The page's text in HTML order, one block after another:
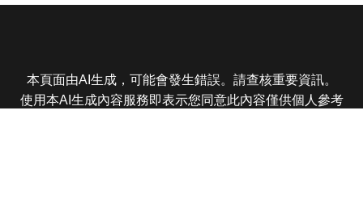
本頁面由AI生成，可能會發生錯誤。請查核重要資訊。
使用本AI生成內容服務即表示您同意此內容僅供個人參考